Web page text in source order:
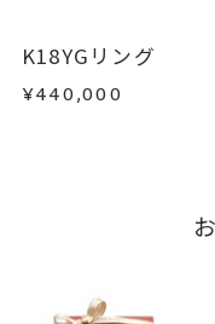
はお問い合わせフ
この場合の返送
で、着払いにてご
K18YGリング
¥440,000